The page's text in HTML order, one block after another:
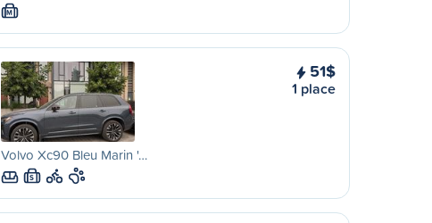
M
Volvo Xc90 Bleu Marin '…
S
51$
1 place